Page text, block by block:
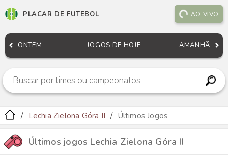
PLACAR DE FUTEBOL AO VIVO
ONTEM JOGOS DE HOJE AMANHÃ
Lechia Zielona Góra II Últimos Jogos
Últimos jogos Lechia Zielona Góra II